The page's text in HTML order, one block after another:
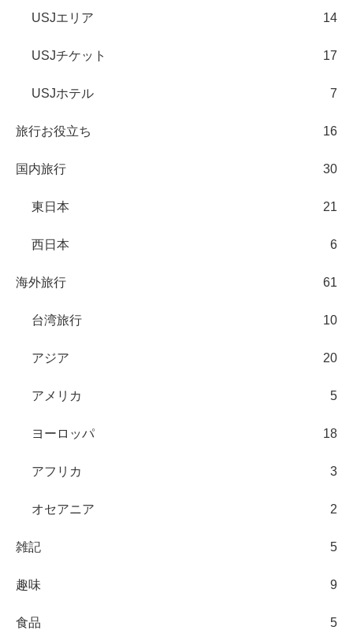
USJエリア 14
USJチケット 17
USJホテル 7
旅行お役立ち 16
国内旅行 30
東日本 21
西日本 6
海外旅行 61
台湾旅行 10
アジア 20
アメリカ 5
ヨーロッパ 18
アフリカ 3
オセアニア 2
雑記 5
趣味 9
食品 5